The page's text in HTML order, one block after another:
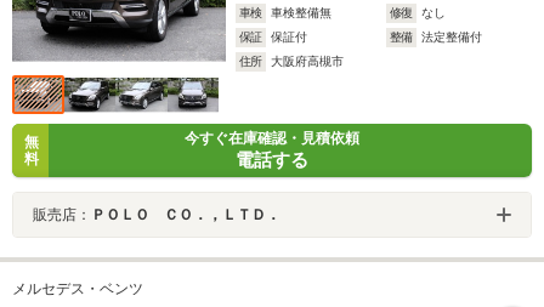
車検
車検整備無 修復
なし
保証
保証付 整備
法定整備付
住所
大阪府高槻市
無
料
今すぐ在庫確認・見積依頼
電話する
販売店： ＰＯＬＯ ＣＯ．，ＬＴＤ．
メルセデス・ベンツ